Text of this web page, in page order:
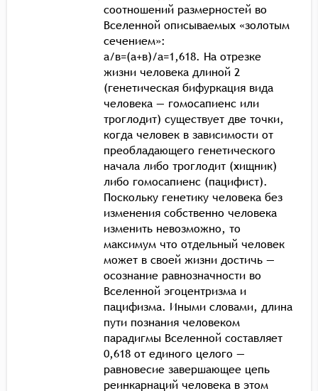
соотношений размерностей во
Вселенной описываемых «золотым
сечением»:
а/в=(а+в)/а=1,618. На отрезке
жизни человека длиной 2
(генетическая бифуркация вида
человека — гомосапиенс или
троглодит) существует две точки,
когда человек в зависимости от
преобладающего генетического
начала либо троглодит (хищник)
либо гомосапиенс (пацифист).
Поскольку генетику человека без
изменения собственно человека
изменить невозможно, то
максимум что отдельный человек
может в своей жизни достичь —
осознание равнозначности во
Вселенной эгоцентризма и
пацифизма. Иными словами, длина
пути познания человеком
парадигмы Вселенной составляет
0,618 от единого целого —
равновесие завершающее цепь
реинкарнаций человека в этом